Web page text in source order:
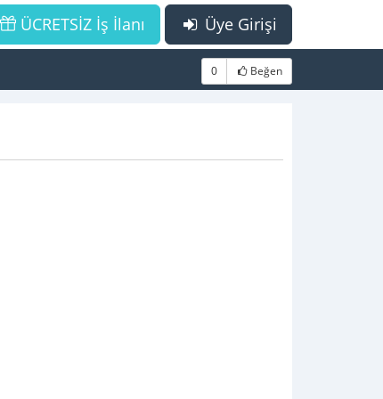
Üye Girişi
ÜCRETSİZ İş İlanı
0 Beğen